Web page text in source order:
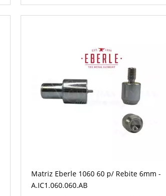
Matriz Eberle 1060 60 p/ Rebite 6mm -
A.IC1.060.060.AB